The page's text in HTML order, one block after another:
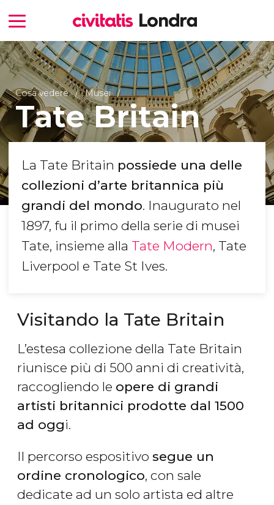
Cosa vedere Musei
Tate Britain
La Tate Britain possiede una delle
collezioni d’arte britannica più
grandi del mondo. Inaugurato nel
1897, fu il primo della serie di musei
Tate, insieme alla Tate Modern, Tate
Liverpool e Tate St Ives.
Visitando la Tate Britain
L’estesa collezione della Tate Britain
riunisce più di 500 anni di creatività,
raccogliendo le opere di grandi
artisti britannici prodotte dal 1500
ad oggi.
Il percorso espositivo segue un
ordine cronologico, con sale
dedicate ad un solo artista ed altre